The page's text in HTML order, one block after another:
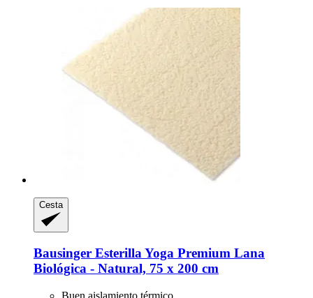
Cesta
Bausinger Esterilla Yoga Premium Lana
Biológica -​ Natural, 75 x 200 cm
Buen aislamiento térmico